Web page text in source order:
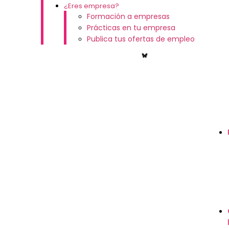
¿Eres empresa?
Formación a empresas
Prácticas en tu empresa
Publica tus ofertas de empleo